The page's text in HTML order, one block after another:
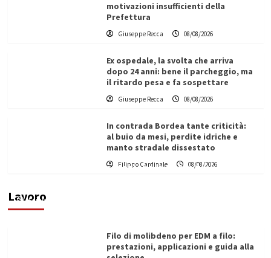
motivazioni insufficienti della
Prefettura
Giuseppe Recca 08/08/2026
Ex ospedale, la svolta che arriva
dopo 24 anni: bene il parcheggio, ma
il ritardo pesa e fa sospettare
Giuseppe Recca 08/08/2026
In contrada Bordea tante criticità:
al buio da mesi, perdite idriche e
manto stradale dissestato
Filippo Cardinale 08/08/2026
Lavoro
L’ingegnere saccense Buscarnera partner chiave
di un progetto transnazionale per la transizione
Filippo Cardinale
Filo di molibdeno per EDM a filo:
prestazioni, applicazioni e guida alla